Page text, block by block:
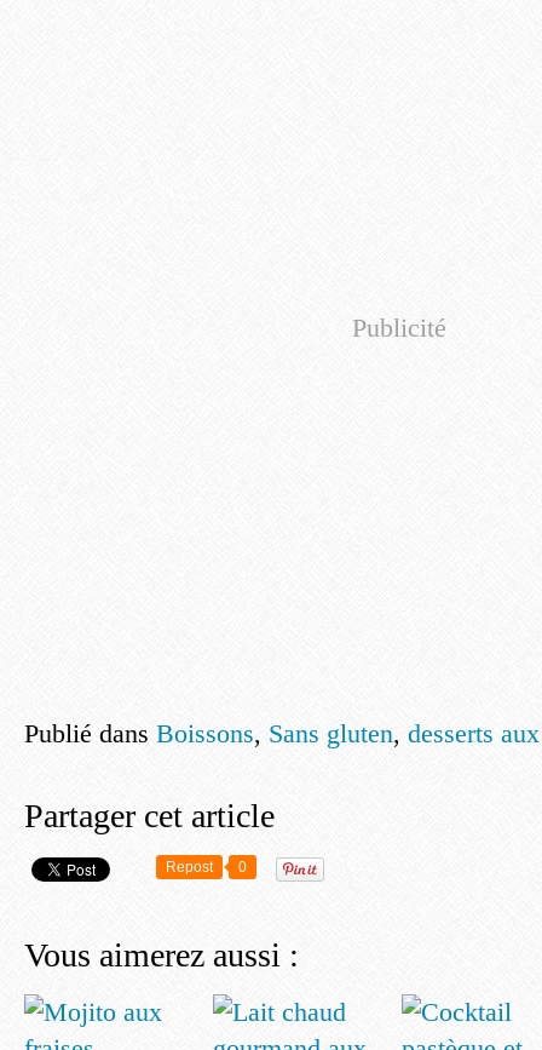
Publicité
Publié dans Boissons, Sans gluten, desserts
Partager cet article
Repost 0
Vous aimerez aussi :